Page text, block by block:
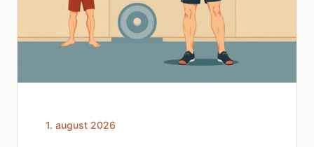
1. august 2026